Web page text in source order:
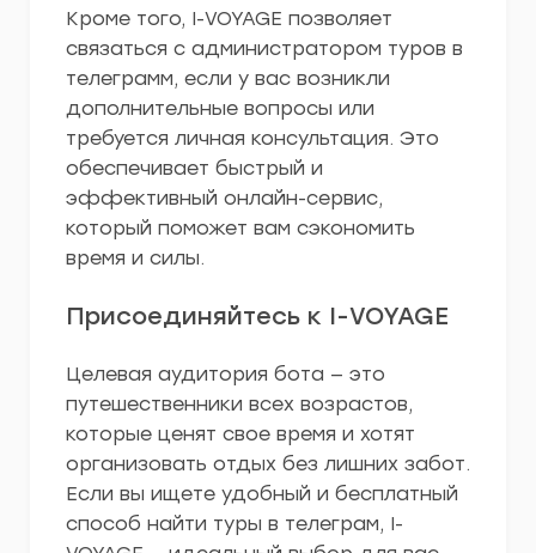
Кроме того, I-VOYAGE позволяет
связаться с администратором туров в
телеграмм, если у вас возникли
дополнительные вопросы или
требуется личная консультация. Это
обеспечивает быстрый и
эффективный онлайн-сервис,
который поможет вам сэкономить
время и силы.
Присоединяйтесь к I-VOYAGE
Целевая аудитория бота — это
путешественники всех возрастов,
которые ценят свое время и хотят
организовать отдых без лишних забот.
Если вы ищете удобный и бесплатный
способ найти туры в телеграм, I-